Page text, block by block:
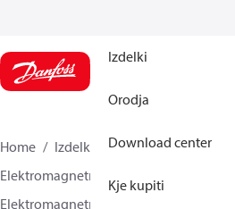
Izdelki
Orodja
Download center
Kje kupiti
Home Izdelki
Climate Solutions za
Elektromagnetni ventili, Fluid Controls
Elektromagnetni ventili, Fluid Controls